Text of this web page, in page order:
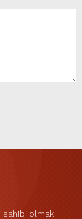
sahibi olmak